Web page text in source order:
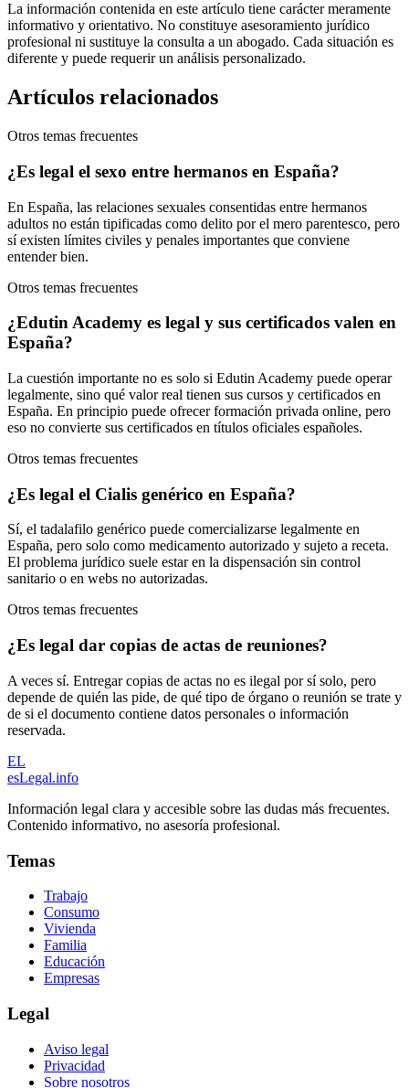
La información contenida en este artículo tiene carácter meramente
informativo y orientativo. No constituye asesoramiento jurídico
profesional ni sustituye la consulta a un abogado. Cada situación es
diferente y puede requerir un análisis personalizado.
Artículos relacionados
Otros temas frecuentes
¿Es legal el sexo entre hermanos en España?
En España, las relaciones sexuales consentidas entre hermanos
adultos no están tipificadas como delito por el mero parentesco, pero
sí existen límites civiles y penales importantes que conviene
entender bien.
Otros temas frecuentes
¿Edutin Academy es legal y sus certificados valen en
España?
La cuestión importante no es solo si Edutin Academy puede operar
legalmente, sino qué valor real tienen sus cursos y certificados en
España. En principio puede ofrecer formación privada online, pero
eso no convierte sus certificados en títulos oficiales españoles.
Otros temas frecuentes
¿Es legal el Cialis genérico en España?
Sí, el tadalafilo genérico puede comercializarse legalmente en
España, pero solo como medicamento autorizado y sujeto a receta.
El problema jurídico suele estar en la dispensación sin control
sanitario o en webs no autorizadas.
Otros temas frecuentes
¿Es legal dar copias de actas de reuniones?
A veces sí. Entregar copias de actas no es ilegal por sí solo, pero
depende de quién las pide, de qué tipo de órgano o reunión se trate y
de si el documento contiene datos personales o información
reservada.
EL
esLegal.info
Información legal clara y accesible sobre las dudas más frecuentes.
Contenido informativo, no asesoría profesional.
Temas
Trabajo
Consumo
Vivienda
Familia
Educación
Empresas
Legal
Aviso legal
Privacidad
Sobre nosotros